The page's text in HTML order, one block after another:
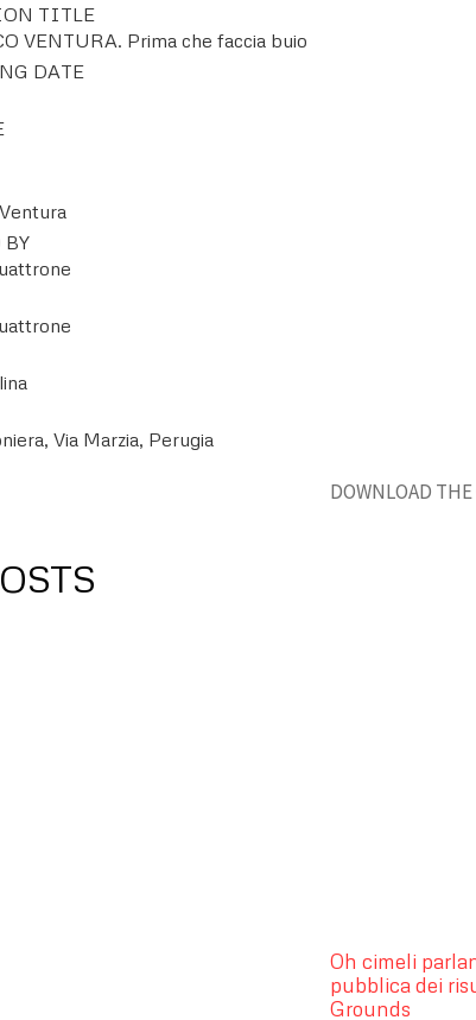
TITLE
VENTURA. Prima che faccia buio
DATE
BY
Via Marzia, Perugia
DOWNLOAD THE
Oh cimeli
pubblica dei
Grounds